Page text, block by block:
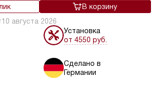
В корзину
10 августа 2026
Установка
от 4550 руб.
Сделано в
Германии